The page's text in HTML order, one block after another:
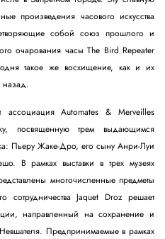
произведения часового искусства
собой союз прошлого и
очарования часы The Bird Repeater
такое же восхищение, как и их
назад.
Automates & Merveilles
посвященную трем выдающимся
Пьеру Жаке-Дро, его сыну Анри-Луи
В рамках выставки в трех музеях
многочисленные предметы
Jaquet Droz решает
направленный на сохранение и
Предпринимаемые в рамках